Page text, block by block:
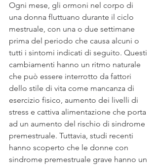
Ogni mese, gli ormoni nel corpo di
una donna fluttuano durante il ciclo
mestruale, con una o due settimane
prima del periodo che causa alcuni o
tutti i sintomi indicati di seguito. Questi
cambiamenti hanno un ritmo naturale
che può essere interrotto da fattori
dello stile di vita come mancanza di
esercizio fisico, aumento dei livelli di
stress e cattiva alimentazione che porta
ad un aumento del rischio di sindrome
premestruale. Tuttavia, studi recenti
hanno scoperto che le donne con
sindrome premestruale grave hanno un